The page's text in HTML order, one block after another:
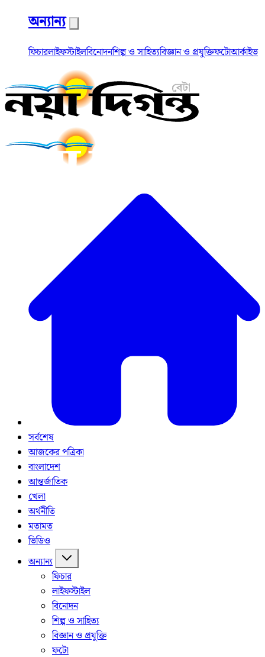
অন্যান্য
ফিচারলাইফস্টাইলবিনোদনশিল্প ও সাহিত্যবিজ্ঞান ও প্রযুক্তিফটোআর্কাইভ
সর্বশেষ
আজকের পত্রিকা
বাংলাদেশ
আন্তর্জাতিক
খেলা
অর্থনীতি
মতামত
ভিডিও
অন্যান্য
ফিচার
লাইফস্টাইল
বিনোদন
শিল্প ও সাহিত্য
বিজ্ঞান ও প্রযুক্তি
ফটো